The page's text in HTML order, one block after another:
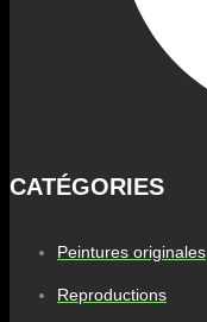
CATÉGORIES
Peintures originales
Reproductions